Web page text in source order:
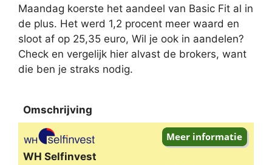
Maandag koerste het aandeel van Basic Fit al in
de plus. Het werd 1,2 procent meer waard en
sloot af op 25,35 euro, Wil je ook in aandelen?
Check en vergelijk hier alvast de brokers, want
die ben je straks nodig.
Omschrijving
Omschrijving
WH Selfinvest